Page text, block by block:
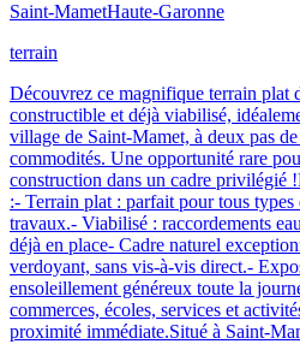
Saint-MametHaute-Garonne
terrain
Découvrez ce magnifique terrain plat
constructible et déjà viabilisé,
village de Saint-Mamet, à deux pas
commodités. Une opportunité rare
construction dans un cadre privilégié
:- Terrain plat : parfait pour tous
travaux.- Viabilisé : raccordements
déjà en place- Cadre naturel
verdoyant, sans vis-à-vis direct.-
ensoleillement généreux toute la
commerces, écoles, services et
proximité immédiate.Situé à Saint-